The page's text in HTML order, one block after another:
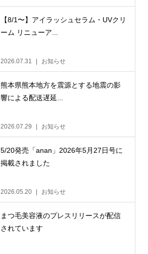
【8/1〜】アイラッシュセラム・UVクリ
ーム リニューア...
2026.07.31 お知らせ
熊本県熊本地方を震源とする地震の影
響による配送遅延...
2026.07.29 お知らせ
5/20発売「anan」2026年5月27日号に
掲載されました
2026.05.20 お知らせ
まつ毛美容液のプレスリリースが配信
されています